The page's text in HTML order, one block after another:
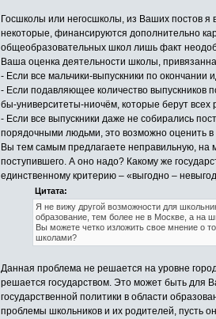
Госшколы или негосшколы, из Ваших постов
некоторые, финансируются дополнительно
общеобразовательных школ лишь факт
Ваша оценка деятельности школы,
- Если все мальчики-выпускники по окончании
- Если подавляющее количество выпускников
бы-университеты-ниочём, которые берут
- Если все выпускники даже не собирались
порядочными людьми, это возможно оценить
Вы тем самым предлагаете неправильную,
поступившего. А оно надо? Какому же
единственному критерию – «выгодно –
Цитата:
Я не вижу другой возможности для
образование, тем более не в Москве, а на
Вы можете четко изложить свое мнение о
школами?
Данная проблема не решается на уровне
решается государством. Это может быть для
государственной политики в области
проблемы школьников и их родителей, пусть